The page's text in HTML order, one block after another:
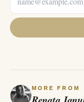
MORE FROM